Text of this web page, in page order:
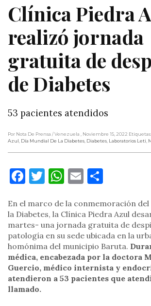
Clínica Piedra
realizó jornada
gratuita de
de Diabetes
53 pacientes atendidos
Por Nota De Prensa / Venezuela , Noviembre 15, 2022 Etiquetas:
Azul, Día Mundial De La Diabetes, Diabetes, Laboratorios Leti,
Facebook
Twitter
WhatsApp
Email
En el marco de la conmemoración
la Diabetes, la Clínica Piedra Azul
martes- una jornada gratuita de
patología en su sede ubicada en la
homónima del municipio Baruta.
médica, encabezada por la doctora
Guercio, médico internista y
atendieron a 53 pacientes que
llamado.